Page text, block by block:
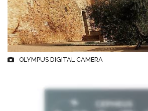
OLYMPUS DIGITAL CAMERA